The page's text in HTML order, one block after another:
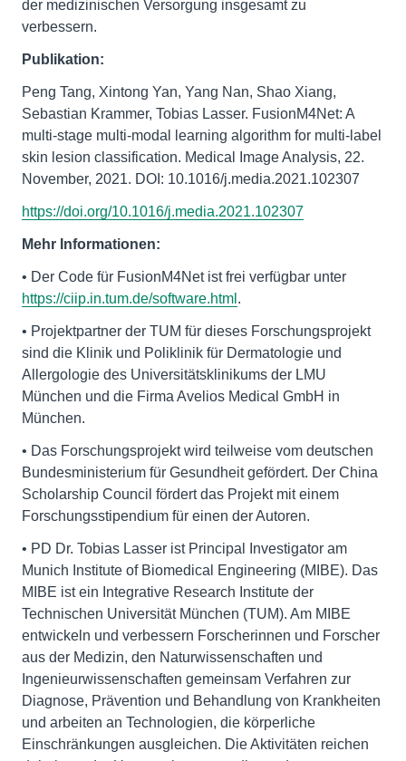
der medizinischen Versorgung insgesamt zu
verbessern.
Publikation:
Peng Tang, Xintong Yan, Yang Nan, Shao Xiang,
Sebastian Krammer, Tobias Lasser. FusionM4Net: A
multi-stage multi-modal learning algorithm for multi-label
skin lesion classification. Medical Image Analysis, 22.
November, 2021. DOI: 10.1016/j.media.2021.102307
https://doi.org/10.1016/j.media.2021.102307
Mehr Informationen:
• Der Code für FusionM4Net ist frei verfügbar unter
https://ciip.in.tum.de/software.html .
• Projektpartner der TUM für dieses Forschungsprojekt
sind die Klinik und Poliklinik für Dermatologie und
Allergologie des Universitätsklinikums der LMU
München und die Firma Avelios Medical GmbH in
München.
• Das Forschungsprojekt wird teilweise vom deutschen
Bundesministerium für Gesundheit gefördert. Der China
Scholarship Council fördert das Projekt mit einem
Forschungsstipendium für einen der Autoren.
• PD Dr. Tobias Lasser ist Principal Investigator am
Munich Institute of Biomedical Engineering (MIBE). Das
MIBE ist ein Integrative Research Institute der
Technischen Universität München (TUM). Am MIBE
entwickeln und verbessern Forscherinnen und Forscher
aus der Medizin, den Naturwissenschaften und
Ingenieurwissenschaften gemeinsam Verfahren zur
Diagnose, Prävention und Behandlung von Krankheiten
und arbeiten an Technologien, die körperliche
Einschränkungen ausgleichen. Die Aktivitäten reichen